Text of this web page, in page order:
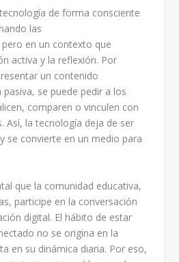
de forma consciente
las
en un contexto que
activa y la reflexión. Por
un contenido
se puede pedir a los
comparen o vinculen con
Así, la tecnología deja de ser
se convierte en un medio para
que la comunidad educativa,
participe en la conversación
digital. El hábito de estar
no se origina en la
en su dinámica diaria. Por eso,